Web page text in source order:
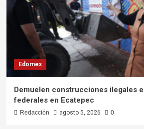
Edomex
Demuelen construcciones ilegales
federales en Ecatepec
Redacción agosto 5, 2026 0